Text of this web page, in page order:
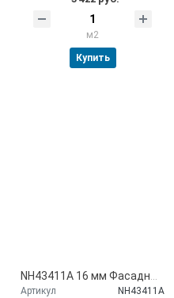
м2
Купить
NH43411A 16 мм Фасадные панели Kmew
Артикул
NH43411A